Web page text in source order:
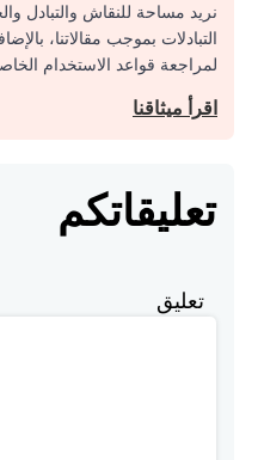
نريد مساحة للنقاش والتبادل
التبادلات بموجب مقالاتنا،
لمراجعة قواعد الاستخدام
اقرأ ميثاقنا
تعليقاتكم
تعليق